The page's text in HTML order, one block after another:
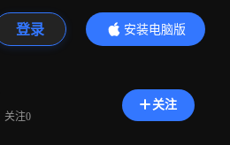
登录
安装电脑版
内容更精彩
关注0
关注